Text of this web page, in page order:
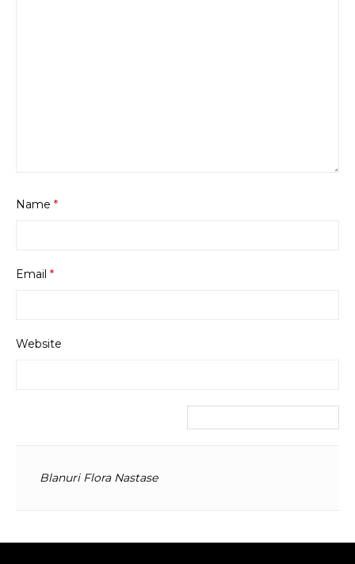
Name *
Email *
Website
Blanuri Flora Nastase